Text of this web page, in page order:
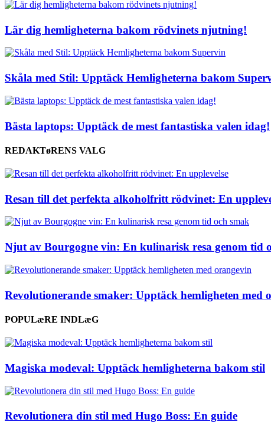
Lär dig hemligheterna bakom rödvinets njutning!
Skåla med Stil: Upptäck Hemligheterna bakom
Bästa laptops: Upptäck de mest fantastiska valen idag!
REDAKTøRENS VALG
Resan till det perfekta alkoholfritt rödvinet: En
Njut av Bourgogne vin: En kulinarisk resa genom tid
Revolutionerande smaker: Upptäck hemligheten med
POPULæRE INDLæG
Magiska modeval: Upptäck hemligheterna bakom stil
Revolutionera din stil med Hugo Boss: En guide